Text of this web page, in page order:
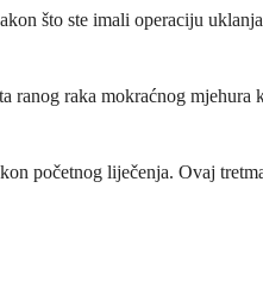
što ste imali operaciju
raka mokraćnog mjehura
početnog liječenja. Ovaj